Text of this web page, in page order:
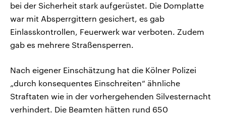
bei der Sicherheit stark aufgerüstet. Die Domplatte
war mit Absperrgittern gesichert, es gab
Einlasskontrollen, Feuerwerk war verboten. Zudem
gab es mehrere Straßensperren.
Nach eigener Einschätzung hat die Kölner Polizei
„durch konsequentes Einschreiten“ ähnliche
Straftaten wie in der vorhergehenden Silvesternacht
verhindert. Die Beamten hätten rund 650